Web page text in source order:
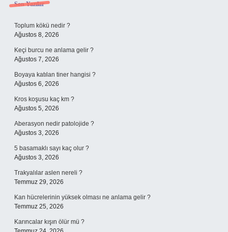
Sidebar
Son Yazılar
Toplum kökü nedir ?
Ağustos 8, 2026
Keçi burcu ne anlama gelir ?
Ağustos 7, 2026
Boyaya katılan tiner hangisi ?
Ağustos 6, 2026
Kros koşusu kaç km ?
Ağustos 5, 2026
Aberasyon nedir patolojide ?
Ağustos 3, 2026
5 basamaklı sayı kaç olur ?
Ağustos 3, 2026
Trakyalılar aslen nereli ?
Temmuz 29, 2026
Kan hücrelerinin yüksek olması ne anlama gelir ?
Temmuz 25, 2026
Karıncalar kışın ölür mü ?